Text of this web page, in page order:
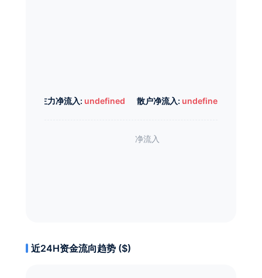
主力净流入: undefined 散户净流入: undefined
近24H资金流向趋势 ($)